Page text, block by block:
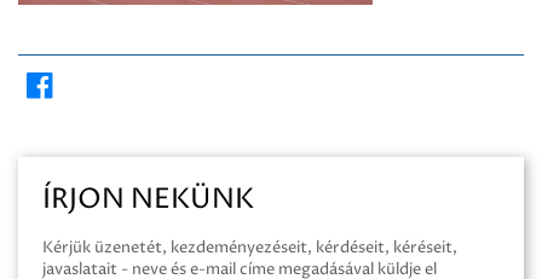
ÍRJON NEKÜNK
Kérjük üzenetét, kezdeményezéseit, kérdéseit, kéréseit,
javaslatait - neve és e-mail címe megadásával küldje el